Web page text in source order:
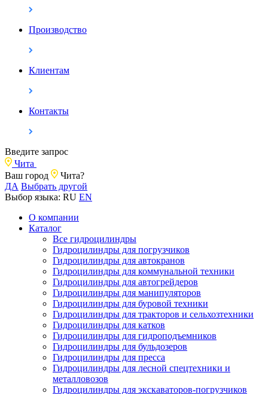
Производство
Клиентам
Контакты
Введите запрос
Чита
Ваш город
Чита?
ДА Выбрать другой
Выбор языка: RU EN
О компании
Каталог
Все гидроцилиндры
Гидроцилиндры для погрузчиков
Гидроцилиндры для автокранов
Гидроцилиндры для коммунальной техники
Гидроцилиндры для автогрейдеров
Гидроцилиндры для манипуляторов
Гидроцилиндры для буровой техники
Гидроцилиндры для тракторов и сельхозтехники
Гидроцилиндры для катков
Гидроцилиндры для гидроподъемников
Гидроцилиндры для бульдозеров
Гидроцилиндры для пресса
Гидроцилиндры для лесной спецтехники и
металловозов
Гидроцилиндры для экскаваторов-погрузчиков